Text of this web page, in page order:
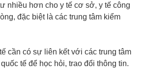
nhiều hơn cho y tế cơ sở, y tế công
đặc biệt là các trung tâm kiểm
cần có sự liên kết với các trung tâm
tế để học hỏi, trao đổi thông tin.